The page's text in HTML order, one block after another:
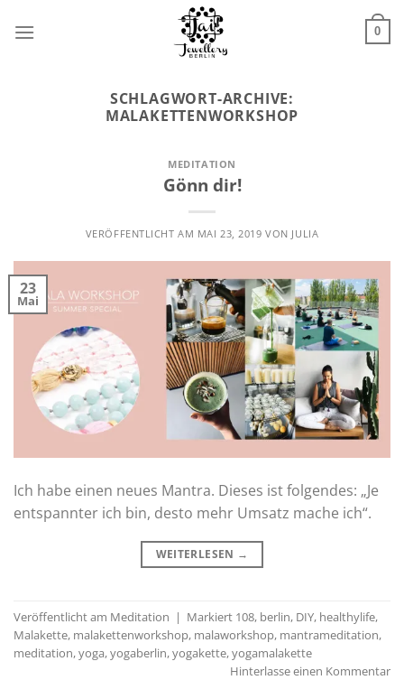
Inhalt
0
SCHLAGWORT-ARCHIVE:
MALAKETTENWORKSHOP
MEDITATION
Gönn dir!
VERÖFFENTLICHT AM MAI 23, 2019 VON JULIA
23
Mai
Ich habe einen neues Mantra. Dieses ist folgendes: „Je
entspannter ich bin, desto mehr Umsatz mache ich“.
WEITERLESEN →
Veröffentlicht am Meditation | Markiert 108, berlin, DIY, healthylife,
Malakette, malakettenworkshop, malaworkshop, mantrameditation,
meditation,yoga,yogaberlin,yogakette,yogamalakette
Hinterlasse einen Kommentar